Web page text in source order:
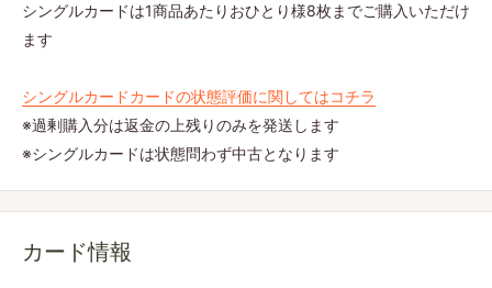
シングルカードは1商品あたりおひとり様8枚までご購入いただけ
ます
シングルカードカードの状態評価に関してはコチラ
※過剰購入分は返金の上残りのみを発送します
※シングルカードは状態問わず中古となります
カード情報